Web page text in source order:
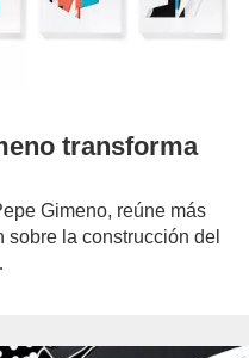
transforma
Gimeno, reúne más
la construcción del